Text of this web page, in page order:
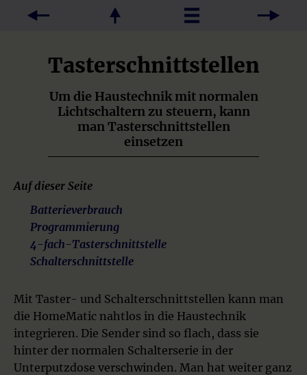
Tasterschnittstellen
Um die Haustechnik mit normalen
Lichtschaltern zu steuern, kann
man Tasterschnittstellen
einsetzen
Auf dieser Seite
Batterieverbrauch
Programmierung
4-fach-Tasterschnittstelle
Schalterschnittstelle
Mit Taster- und Schalterschnittstellen kann man
die HomeMatic nahtlos in die Haustechnik
integrieren. Die Sender sind so flach, dass sie
hinter der normalen Schalterserie in der
Unterputzdose verschwinden. Man hat weiter ganz